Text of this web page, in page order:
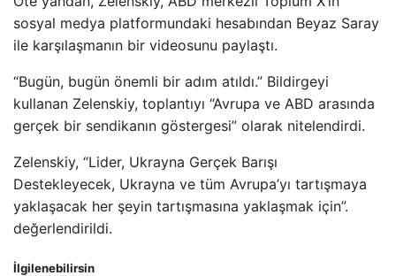
sosyal medya platformundaki hesabından Beyaz Saray
ile karşılaşmanın bir videosunu paylaştı.
“Bugün, bugün önemli bir adım atıldı.” Bildirgeyi
kullanan Zelenskiy, toplantıyı “Avrupa ve ABD arasında
gerçek bir sendikanın göstergesi” olarak nitelendirdi.
Zelenskiy, “Lider, Ukrayna Gerçek Barışı
Destekleyecek, Ukrayna ve tüm Avrupa’yı tartışmaya
yaklaşacak her şeyin tartışmasına yaklaşmak için”.
değerlendirildi.
İlgilenebilirsin